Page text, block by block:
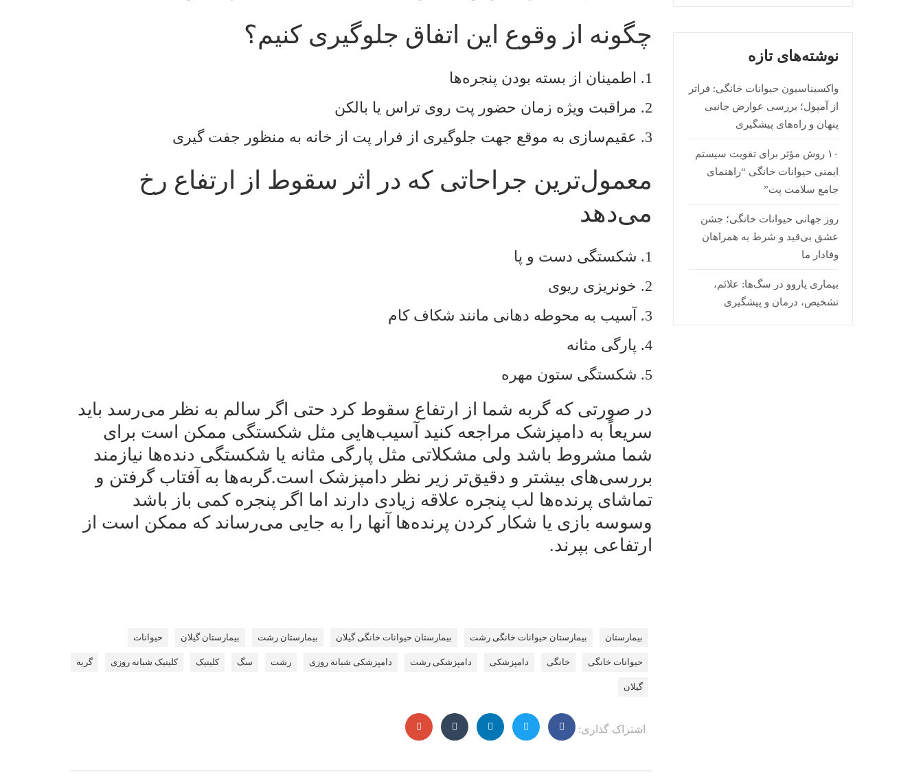
چگونه از وقوع این اتفاق جلوگیری کنیم؟
1. اطمینان از بسته بودن پنجره‌ها
2. مراقبت ویژه زمان حضور پت روی تراس یا بالکن
3. عقیم‌سازی به موقع جهت جلوگیری از فرار پت از خانه به منظور جفت گیری
معمول‌ترین جراحاتی که در اثر سقوط از ارتفاع رخ
می‌دهد
1. شکستگی دست و پا
2. خونریزی ریوی
3. آسیب به محوطه دهانی مانند شکاف کام
4. پارگی مثانه
5. شکستگی ستون مهره
در صورتی که گربه شما از ارتفاع سقوط کرد حتی اگر سالم به نظر می‌رسد باید
سریعاً به دامپزشک مراجعه کنید آسیب‌هایی مثل شکستگی ممکن است برای
شما مشروط باشد ولی مشکلاتی مثل پارگی مثانه یا شکستگی دنده‌ها نیازمند
بررسی‌های بیشتر و دقیق‌تر زیر نظر دامپزشک است.گربه‌ها به آفتاب گرفتن و
تماشای پرنده‌ها لب پنجره علاقه زیادی دارند اما اگر پنجره کمی باز باشد
وسوسه بازی یا شکار کردن پرنده‌ها آنها را به جایی می‌رساند که ممکن است از
ارتفاعی بپرند.
بیمارستان بیمارستان حیوانات خانگی رشت بیمارستان حیوانات خانگی گیلان بیمارستان رشت بیمارستان گیلان حیوانات
حیوانات خانگی خانگی دامپزشکی دامپزشکی رشت دامپزشکی شبانه روزی رشت سگ کلینیک کلینیک شبانه روزی گربه
گیلان
اشتراک گذاری:
نوشته‌های تازه
واکسیناسیون حیوانات خانگی: فراتر
از آمپول؛ بررسی عوارض جانبی
پنهان و راه‌های پیشگیری
۱۰ روش مؤثر برای تقویت سیستم
ایمنی حیوانات خانگی “راهنمای
جامع سلامت پت”
روز جهانی حیوانات خانگی؛ جشن
عشق بی‌قید و شرط به همراهان
وفادار ما
بیماری پاروو در سگ‌ها: علائم،
تشخیص، درمان و پیشگیری